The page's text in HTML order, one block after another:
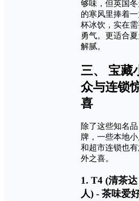
够味，但英国冬
的寒风里捧着
杯冰饮，实在
勇气。更适合
解腻。
三、 宝藏
众与连锁
喜
除了这些知名品
牌，一些本地
和超市连锁也
外之喜。
1. T4 (清茶达
人) - 茶味爱